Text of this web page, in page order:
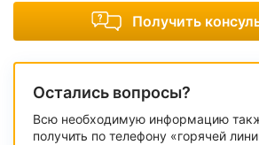
Получить
Остались вопросы?
Всю необходимую информацию
получить по телефону «горячей